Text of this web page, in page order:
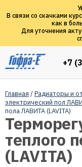
В связи со скачками
как в
Для уточнения
+7
Главная /Радиаторы и
электрический пол
пола ЛАВИТА (LAVITA)
теплого
(LAVITA)